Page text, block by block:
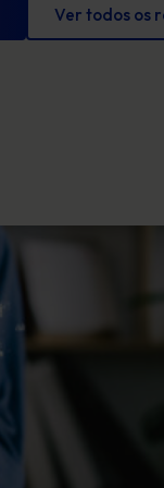
Ver todos os